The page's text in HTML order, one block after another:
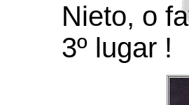
Nieto, o
3º lugar !